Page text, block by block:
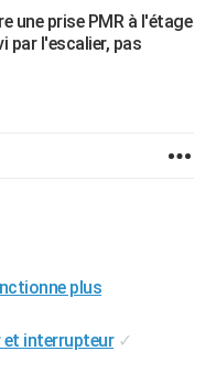
une prise PMR à l'étage
par l'escalier, pas
plus
et interrupteur ✓